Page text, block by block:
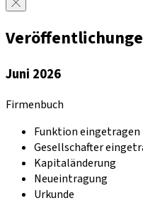
Juni 2026
Firmenbuch
Funktion eingetragen
Gesellschafter
Kapitaländerung
Neueintragung
Urkunde